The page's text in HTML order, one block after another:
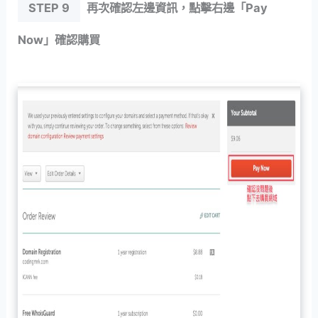
STEP 9 再次確認左邊資訊，點擊右邊「Pay
Now」確認購買